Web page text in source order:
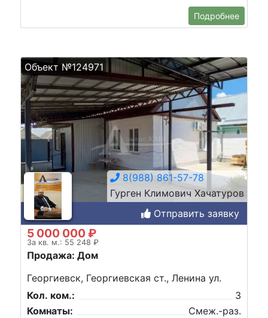
Подробнее
Объект №124971
8(988) 861-57-78
Гурген Климович Хачатуров
Отправить заявку
5 000 000 ₽
За кв. м.: 55 248 ₽
Продажа: Дом
Георгиевск, Георгиевская ст., Ленина ул.
Кол. ком.:
3
Комнаты:
Смеж.-раз.